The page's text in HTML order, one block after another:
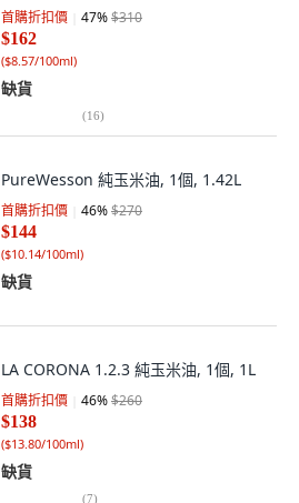
首購折扣價 47%$310
$162
($8.57/100ml)
缺貨
(16)
PureWesson 純玉米油, 1個, 1.42L
首購折扣價 46%$270
$144
($10.14/100ml)
缺貨
LA CORONA 1.2.3 純玉米油, 1個, 1L
首購折扣價 46%$260
$138
($13.80/100ml)
缺貨
(7)